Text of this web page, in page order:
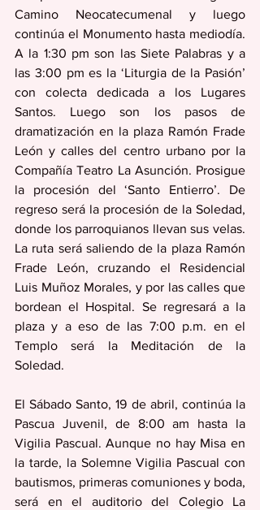
Camino Neocatecumenal y luego
continúa el Monumento hasta mediodía.
A la 1:30 pm son las Siete Palabras y a
las 3:00 pm es la ‘Liturgia de la Pasión’
con colecta dedicada a los Lugares
Santos. Luego son los pasos de
dramatización en la plaza Ramón Frade
León y calles del centro urbano por la
Compañía Teatro La Asunción. Prosigue
la procesión del ‘Santo Entierro’. De
regreso será la procesión de la Soledad,
donde los parroquianos llevan sus velas.
La ruta será saliendo de la plaza Ramón
Frade León, cruzando el Residencial
Luis Muñoz Morales, y por las calles que
bordean el Hospital. Se regresará a la
plaza y a eso de las 7:00 p.m. en el
Templo será la Meditación de la
Soledad.
El Sábado Santo, 19 de abril, continúa la
Pascua Juvenil, de 8:00 am hasta la
Vigilia Pascual. Aunque no hay Misa en
la tarde, la Solemne Vigilia Pascual con
bautismos, primeras comuniones y boda,
será en el auditorio del Colegio La